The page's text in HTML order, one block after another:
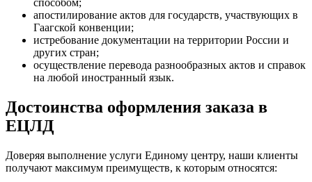
апостилирование актов для государств, участвующих в
Гаагской конвенции;
истребование документации на территории России и
других стран;
осуществление перевода разнообразных актов и справок
на любой иностранный язык.
Достоинства оформления заказа в
ЕЦЛД
Доверяя выполнение услуги Единому центру, наши клиенты
получают максимум преимуществ, к которым относятся: